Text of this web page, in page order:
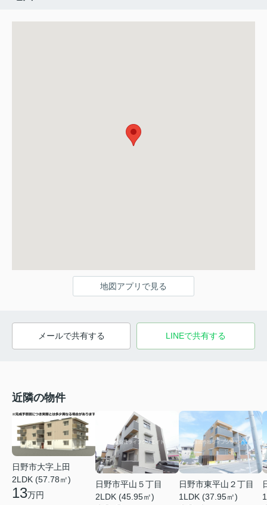
地図アプリで見る
メールで共有する LINEで共有する
近隣の物件
日野市大字上田
2LDK (57.78㎡)
13万円
日野市平山５丁目
2LDK (45.95㎡)
日野市東平山２丁目
1LDK (37.95㎡)